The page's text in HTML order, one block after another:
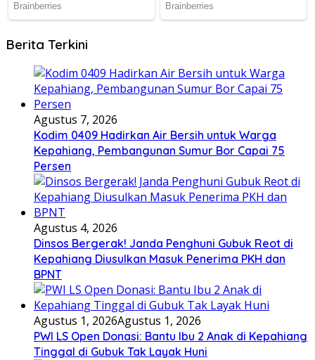
Berita Terkini
Agustus 7, 2026
Kodim 0409 Hadirkan Air Bersih untuk Warga
Kepahiang, Pembangunan Sumur Bor Capai 75
Persen
Agustus 4, 2026
Dinsos Bergerak! Janda Penghuni Gubuk Reot di
Kepahiang Diusulkan Masuk Penerima PKH dan
BPNT
Agustus 1, 2026Agustus 1, 2026
PWI LS Open Donasi: Bantu Ibu 2 Anak di Kepahiang
Tinggal di Gubuk Tak Layak Huni